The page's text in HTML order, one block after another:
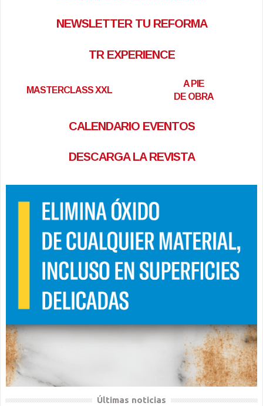
NEWSLETTER TU REFORMA
TR EXPERIENCE
MASTERCLASS XXL
A PIE
DE OBRA
CALENDARIO EVENTOS
DESCARGA LA REVISTA
Últimas noticias